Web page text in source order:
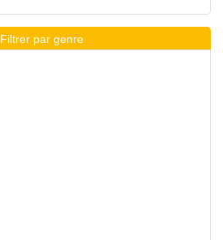
Filtrer par genre